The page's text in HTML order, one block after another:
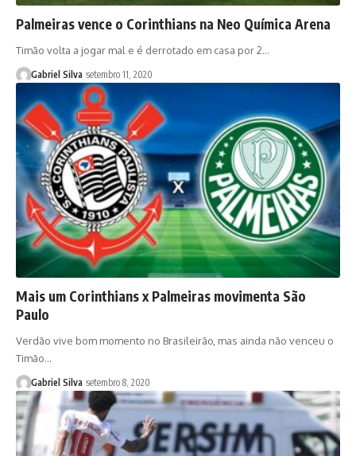
Palmeiras vence o Corinthians na Neo Química Arena
Timão volta a jogar mal e é derrotado em casa por 2…
Gabriel Silva setembro 11, 2020
Mais um Corinthians x Palmeiras movimenta São
Paulo
Verdão vive bom momento no Brasileirão, mas ainda não venceu o
Timão…
Gabriel Silva setembro 8, 2020